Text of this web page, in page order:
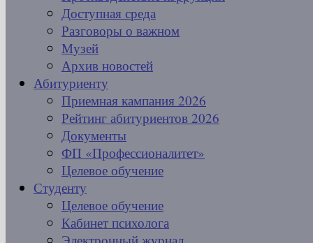
Доступная среда
Разговоры о важном
Музей
Архив новостей
Абитуриенту
Приемная кампания 2026
Рейтинг абитуриентов 2026
Документы
ФП «Профессионалитет»
Целевое обучение
Студенту
Целевое обучение
Кабинет психолога